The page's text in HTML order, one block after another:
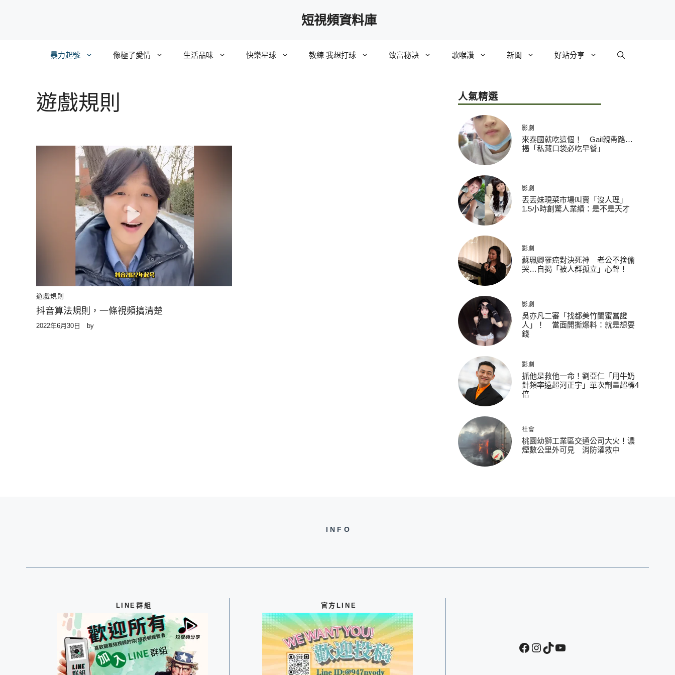
短視頻資料庫
暴力起號 像極了愛情 生活品味 快樂星球 教練 我想打球 致富秘訣 歌喉讚 新聞 好站分享
遊戲規則
遊戲規則
抖音算法規則，一條視頻搞清楚
2022年6月30日 by
人氣精選
影劇
來泰國就吃這個！ Gail親帶路…
揭「私藏口袋必吃早餐」
影劇
丟丟妹現菜市場叫賣「沒人理」
1.5小時創驚人業績：是不是天才
影劇
蘇珮卿罹癌對決死神 老公不捨偷
哭…自揭「被人群孤立」心聲！
影劇
吳亦凡二審「找都美竹閨蜜當證
人」！ 當面開撕爆料：就是想要
錢
影劇
抓他是救他一命！劉亞仁「用牛奶
針頻率遠超河正宇」單次劑量超標4
倍
社會
桃園幼獅工業區交通公司大火！濃
煙數公里外可見 消防灌救中
INFO
LINE群組 官方LINE
Facebook
Instagram
TikTokYouTube